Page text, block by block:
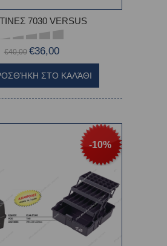
7030 VERSUS
€40,00 €36,00
-10%